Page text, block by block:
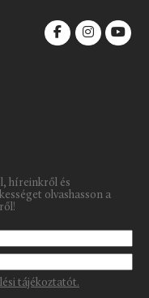
híreinkről és
olvashasson a
tájékoztatót.